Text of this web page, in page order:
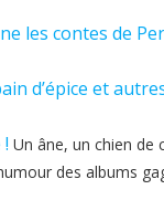
les contes de
d’épice et
Un âne, un chien de
des albums